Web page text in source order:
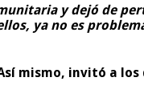
y dejó de
ya no es
mismo, invitó a